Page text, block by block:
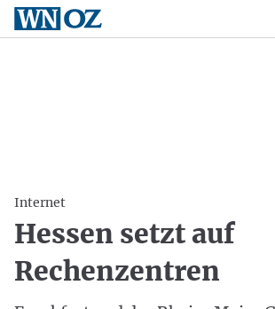
Internet
Hessen setzt auf
Rechenzentren